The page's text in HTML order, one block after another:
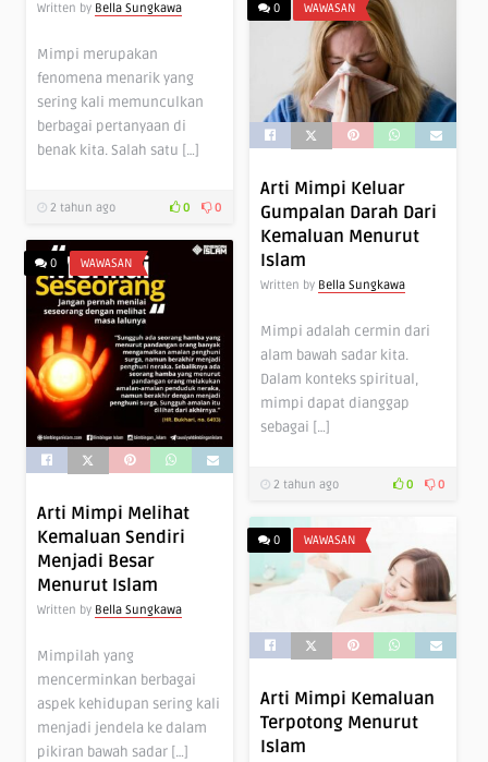
Written by Bella Sungkawa
Mimpi merupakan
fenomena menarik yang
sering kali memunculkan
berbagai pertanyaan di
benak kita. Salah satu […]
2 tahun ago 0 0
0 WAWASAN
Arti Mimpi Keluar
Gumpalan Darah Dari
Kemaluan Menurut
Islam
Written by Bella Sungkawa
Mimpi adalah cermin dari
alam bawah sadar kita.
Dalam konteks spiritual,
mimpi dapat dianggap
sebagai […]
2 tahun ago 0 0
0 WAWASAN
Arti Mimpi Melihat
Kemaluan Sendiri
Menjadi Besar
Menurut Islam
Written by Bella Sungkawa
Mimpilah yang
mencerminkan berbagai
aspek kehidupan sering kali
menjadi jendela ke dalam
pikiran bawah sadar […]
0 WAWASAN
Arti Mimpi Kemaluan
Terpotong Menurut
Islam